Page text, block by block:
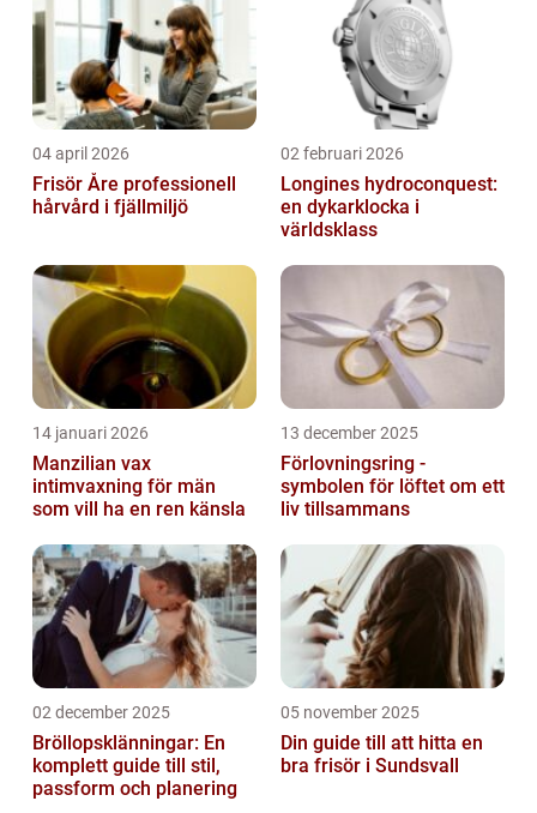
04 april 2026
Frisör Åre professionell
hårvård i fjällmiljö
02 februari 2026
Longines hydroconquest:
en dykarklocka i
världsklass
14 januari 2026
Manzilian vax
intimvaxning för män
som vill ha en ren känsla
13 december 2025
Förlovningsring -
symbolen för löftet om ett
liv tillsammans
02 december 2025
Bröllopsklänningar: En
komplett guide till stil,
passform och planering
05 november 2025
Din guide till att hitta en
bra frisör i Sundsvall